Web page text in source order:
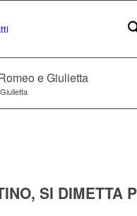
e Giulietta
SI DIMETTA